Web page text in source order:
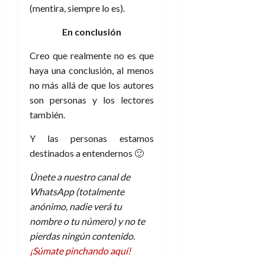
(mentira, siempre lo es).
En conclusión
Creo que realmente no es que
haya una conclusión, al menos
no más allá de que los autores
son personas y los lectores
también.
Y las personas estamos
destinados a entendernos 🙂
Únete a nuestro canal de
WhatsApp (totalmente
anónimo, nadie verá tu
nombre o tu número) y no te
pierdas ningún contenido.
¡Súmate pinchando aquí!